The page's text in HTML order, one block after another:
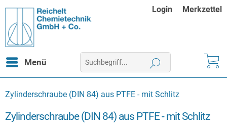
Login Merkzettel
Menü
Zylinderschraube (DIN 84) aus PTFE - mit Schlitz
Zylinderschraube (DIN 84) aus PTFE - mit Schlitz